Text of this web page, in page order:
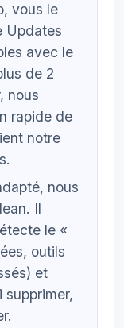
vous le
Updates
avec le
de 2
nous
rapide de
notre
nous
Il
le «
outils
et